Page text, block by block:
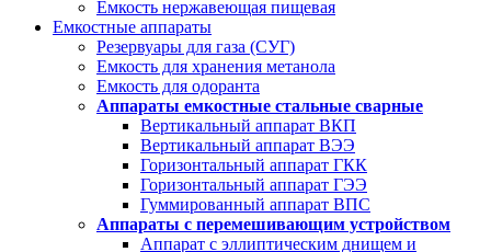
Емкость нержавеющая пищевая
Емкостные аппараты
Резервуары для газа (СУГ)
Емкость для хранения метанола
Емкость для одоранта
Аппараты емкостные стальные сварные
Вертикальный аппарат ВКП
Вертикальный аппарат ВЭЭ
Горизонтальный аппарат ГКК
Горизонтальный аппарат ГЭЭ
Гуммированный аппарат ВПС
Аппараты с перемешивающим устройством
Аппарат с эллиптическим днищем и